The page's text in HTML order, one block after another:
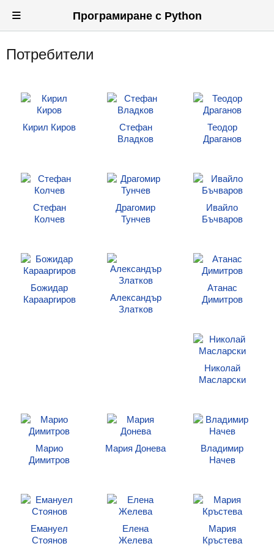
Вход
Новини
Материали
Предизвикателства
Хитринки
Потребители
Екип
≡ Програмиране с Python
Потребители
Кирил Киров
Стефан
Владков
Теодор
Драганов
Стефан
Колчев
Драгомир
Тунчев
Ивайло
Бъчваров
Божидар
Карааргиров
Александър
Златков
Атанас
Димитров
Николай
Масларски
Марио
Димитров
Мария Донева
Владимир
Начев
Емануел
Стоянов
Елена
Желева
Мария
Кръстева